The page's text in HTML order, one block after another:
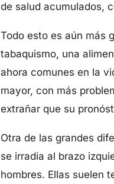
de salud acumulados,
Todo esto es aún más
tabaquismo, una
ahora comunes en la
mayor, con más
extrañar que su
Otra de las grandes
se irradia al brazo
hombres. Ellas suelen